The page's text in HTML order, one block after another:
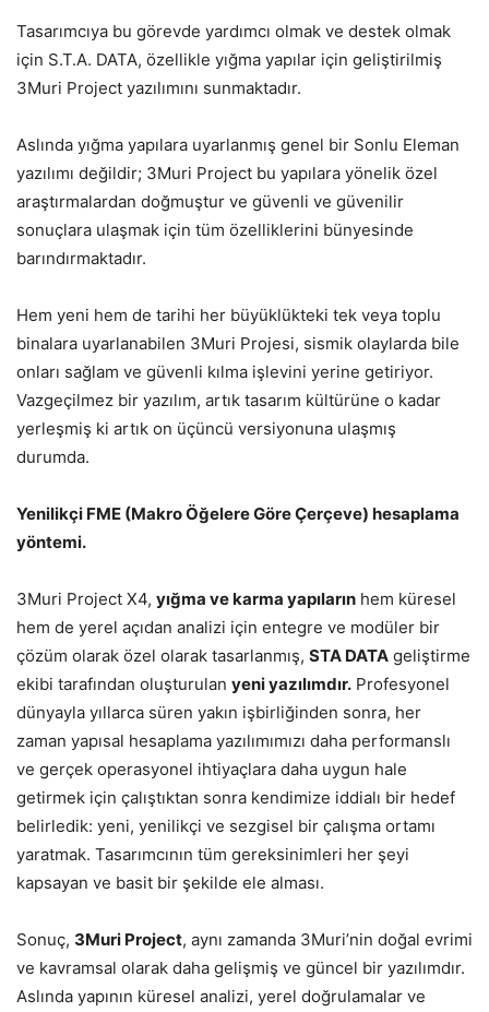
Tasarımcıya bu görevde yardımcı olmak ve destek olmak
için S.T.A. DATA, özellikle yığma yapılar için geliştirilmiş
3Muri Project yazılımını sunmaktadır.
Aslında yığma yapılara uyarlanmış genel bir Sonlu Eleman
yazılımı değildir; 3Muri Project bu yapılara yönelik özel
araştırmalardan doğmuştur ve güvenli ve güvenilir
sonuçlara ulaşmak için tüm özelliklerini bünyesinde
barındırmaktadır.
Hem yeni hem de tarihi her büyüklükteki tek veya toplu
binalara uyarlanabilen 3Muri Projesi, sismik olaylarda bile
onları sağlam ve güvenli kılma işlevini yerine getiriyor.
Vazgeçilmez bir yazılım, artık tasarım kültürüne o kadar
yerleşmiş ki artık on üçüncü versiyonuna ulaşmış
durumda.
Yenilikçi FME (Makro Öğelere Göre Çerçeve) hesaplama
yöntemi.
3Muri Project X4, yığma ve karma yapıların hem küresel
hem de yerel açıdan analizi için entegre ve modüler bir
çözüm olarak özel olarak tasarlanmış, STA DATA geliştirme
ekibi tarafından oluşturulan yeni yazılımdır. Profesyonel
dünyayla yıllarca süren yakın işbirliğinden sonra, her
zaman yapısal hesaplama yazılımımızı daha performanslı
ve gerçek operasyonel ihtiyaçlara daha uygun hale
getirmek için çalıştıktan sonra kendimize iddialı bir hedef
belirledik: yeni, yenilikçi ve sezgisel bir çalışma ortamı
yaratmak. Tasarımcının tüm gereksinimleri her şeyi
kapsayan ve basit bir şekilde ele alması.
Sonuç, 3Muri Project, aynı zamanda 3Muri’nin doğal evrimi
ve kavramsal olarak daha gelişmiş ve güncel bir yazılımdır.
Aslında yapının küresel analizi, yerel doğrulamalar ve